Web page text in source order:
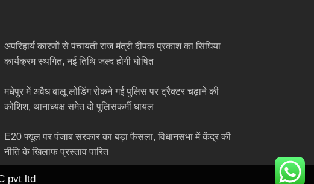
अपरिहार्य कारणों से पंचायती राज मंत्री दीपक प्रकाश का सिंघिया
कार्यक्रम स्थगित, नई तिथि जल्द होगी घोषित
मधेपुर में अवैध बालू लोडिंग रोकने गई पुलिस पर ट्रैक्टर चढ़ाने की
कोशिश, थानाध्यक्ष समेत दो पुलिसकर्मी घायल
E20 फ्यूल पर पंजाब सरकार का बड़ा फैसला, विधानसभा में केंद्र की
नीति के खिलाफ प्रस्ताव पारित
pvt ltd